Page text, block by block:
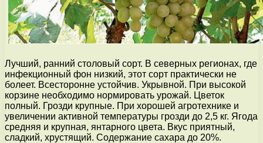
Лучший, ранний столовый сорт. В северных регионах, где
инфекционный фон низкий, этот сорт практически не
болеет. Всесторонне устойчив. Укрывной. При высокой
корзине необходимо нормировать урожай. Цветок
полный. Грозди крупные. При хорошей агротехнике и
увеличении активной температуры грозди до 2,5 кг. Ягода
средняя и крупная, янтарного цвета. Вкус приятный,
сладкий, хрустящий. Содержание сахара до 20%.